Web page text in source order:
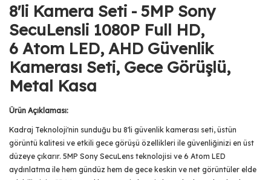
8'li Kamera Seti - 5MP Sony
SecuLensli 1080P Full HD,
6 Atom LED, AHD Güvenlik
Kamerası Seti, Gece Görüşlü,
Metal Kasa
Ürün Açıklaması:
Kadraj Teknoloji'nin sunduğu bu 8'li güvenlik kamerası seti, üstün
görüntü kalitesi ve etkili gece görüşü özellikleri ile güvenliğinizi en üst
düzeye çıkarır. 5MP Sony SecuLens teknolojisi ve 6 Atom LED
aydınlatma ile hem gündüz hem de gece keskin ve net görüntüler elde